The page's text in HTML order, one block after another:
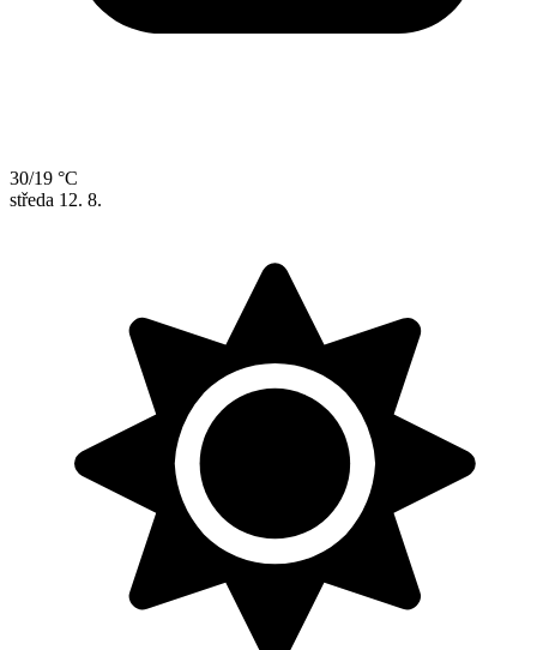
30/19 °C
středa 12. 8.